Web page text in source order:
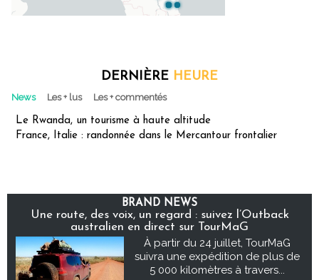
DERNIÈRE HEURE
News Les + lus Les + commentés
Le Rwanda, un tourisme à haute altitude
France, Italie : randonnée dans le Mercantour frontalier
BRAND NEWS
Une route, des voix, un regard : suivez l’Outback
australien en direct sur TourMaG
À partir du 24 juillet, TourMaG
suivra une expédition de plus de
5 000 kilomètres à travers...